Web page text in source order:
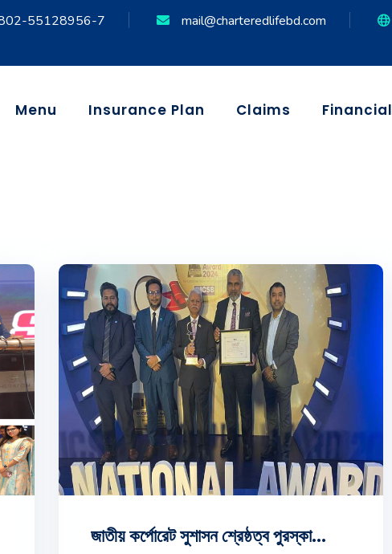
55128956-7 mail@charteredlifebd.com
Menu Insurance Plan Claims Financial
জাতীয় কর্পোরেট সুশাসন শ্রেষ্ঠত্ব পুরস্কার-২০২৪